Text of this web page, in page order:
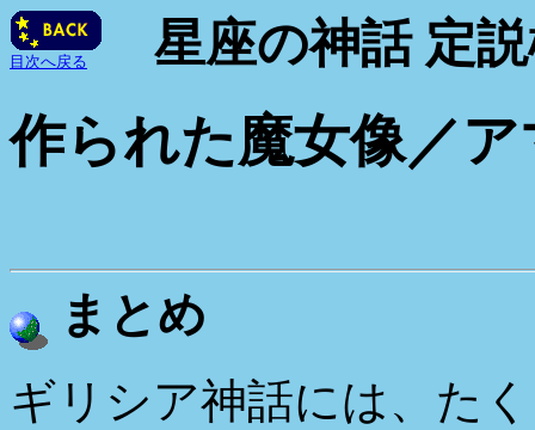
目次へ戻る 星座の神話 定説
作られた魔女像／
まとめ
ギリシア神話には、た